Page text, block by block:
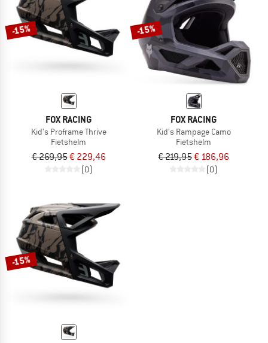
-15%
FOX RACING
Kid's Proframe Thrive
Fietshelm
€ 269,95€ 229,46
(0)
-15%
FOX RACING
Kid's Rampage Camo
Fietshelm
€ 219,95€ 186,96
(0)
-15%